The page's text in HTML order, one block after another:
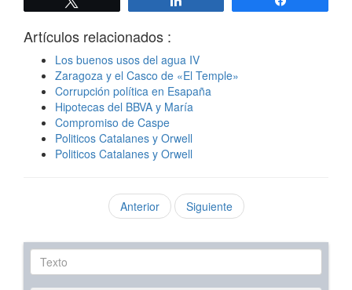
Artículos relacionados :
Los buenos usos del agua IV
Zaragoza y el Casco de «El Temple»
Corrupción política en Esapaña
Hipotecas del BBVA y María
Compromiso de Caspe
Politicos Catalanes y Orwell
Politicos Catalanes y Orwell
Anterior Siguiente
Texto